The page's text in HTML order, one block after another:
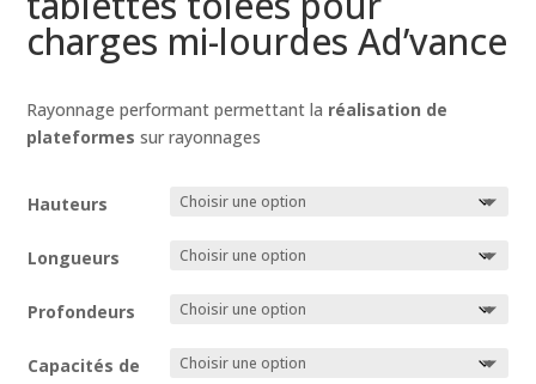
charges mi-lourdes Ad’vance
Rayonnage performant permettant la réalisation de
plateformes sur rayonnages
Hauteurs
Longueurs
Profondeurs
Capacités de